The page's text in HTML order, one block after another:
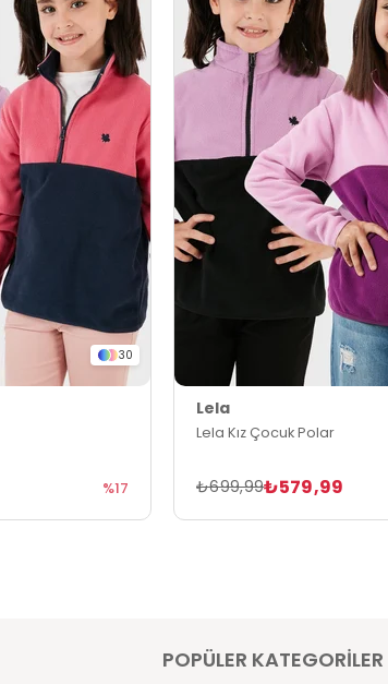
30
%17
Lela
Lela Kız Çocuk Polar
₺579,99
₺699,99
POPÜLER KATEGORİLER